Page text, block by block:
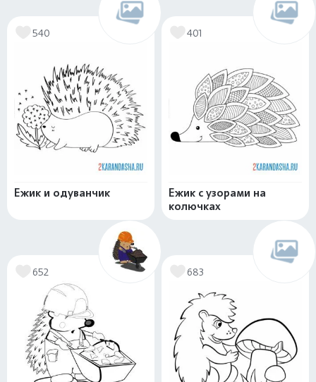
540
Ежик и одуванчик
401
Ежик с узорами на
колючках
652 683